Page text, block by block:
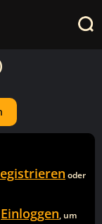
oder
Einloggen, um